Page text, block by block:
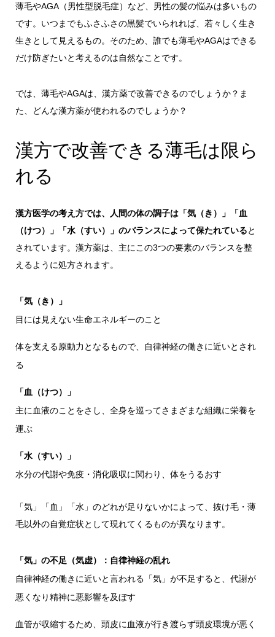
薄毛やAGA（男性型脱毛症）など、男性の髪の悩みは多いもの
です。いつまでもふさふさの黒髪でいられれば、若々しく生き
生きとして見えるもの。そのため、誰でも薄毛やAGAはできる
だけ防ぎたいと考えるのは自然なことです。
では、薄毛やAGAは、漢方薬で改善できるのでしょうか？ま
た、どんな漢方薬が使われるのでしょうか？
漢方で改善できる薄毛は限ら
れる
漢方医学の考え方では、人間の体の調子は「気（き）」「血
（けつ）」「水（すい）」のバランスによって保たれていると
されています。漢方薬は、主にこの3つの要素のバランスを整
えるように処方されます。
「気（き）」
目には見えない生命エネルギーのこと
体を支える原動力となるもので、自律神経の働きに近いとされ
る
「血（けつ）」
主に血液のことをさし、全身を巡ってさまざまな組織に栄養を
運ぶ
「水（すい）」
水分の代謝や免疫・消化吸収に関わり、体をうるおす
「気」「血」「水」のどれが足りないかによって、抜け毛・薄
毛以外の自覚症状として現れてくるものが異なります。
「気」の不足（気虚）：自律神経の乱れ
自律神経の働きに近いと言われる「気」が不足すると、代謝が
悪くなり精神に悪影響を及ぼす
血管が収縮するため、頭皮に血液が行き渡らず頭皮環境が悪く